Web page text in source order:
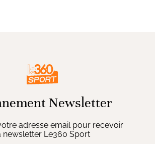
Newsletter
adresse email pour recevoir
newsletter Le360 Sport